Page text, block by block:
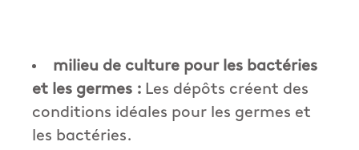
milieu de culture pour les bactéries
et les germes : Les dépôts créent des
conditions idéales pour les germes et
les bactéries.